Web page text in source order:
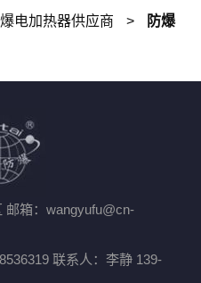
电加热器供应商 >
防爆
邮箱：wangyufu@cn-
联系人：李静 139-